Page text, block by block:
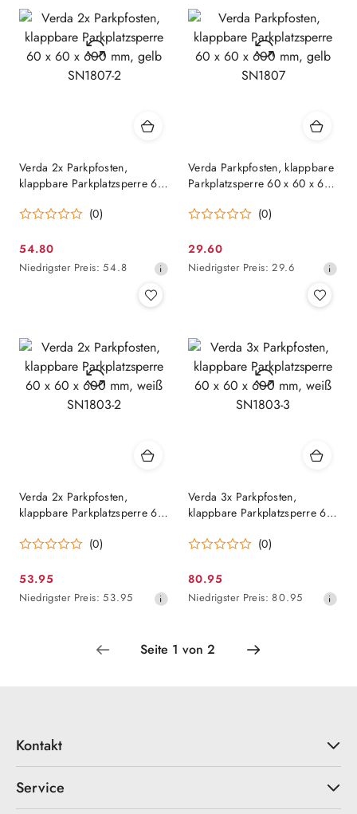
vor
dem
Rabatt
vor
dem
Rabatt
Verda 2x Parkpfosten,
klappbare Parkplatzsperre 60
2
(0)
Aktionspreis:
54.80
Niedrigster
vor
dem
Rabatt
Niedrigster Preis: 54.8
Verda Parkpfosten, klappbare
Parkplatzsperre 60 x 60 x 600
(0)
Aktionspreis:
29.60
Niedrigster
vor
dem
Rabatt
Niedrigster Preis: 29.6
Verda 2x Parkpfosten,
klappbare Parkplatzsperre 60
SN1803-2
(0)
Aktionspreis:
53.95
Niedrigster
Niedrigster Preis: 53.95
Verda 3x Parkpfosten,
klappbare Parkplatzsperre 60
SN1803-3
(0)
Aktionspreis:
80.95
Niedrigster
Tagen
Niedrigster Preis: 80.95
Kontakt
Service